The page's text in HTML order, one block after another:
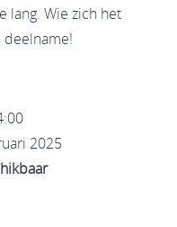
lang. Wie zich het
deelname!
2025